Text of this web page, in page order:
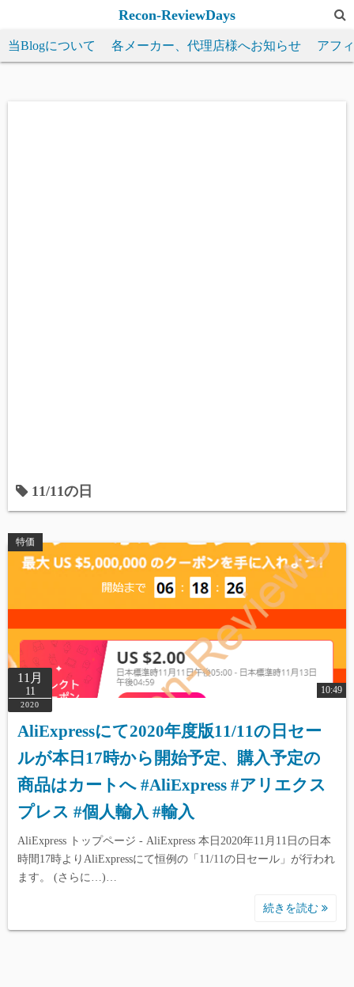
テ
Recon-ReviewDays
当Blogについて 各メーカー、代理店様へお知らせ アフ
11/11の日
特価
11月
11
2020
10:49
AliExpressにて2020年度版11/11の日セー
ルが本日17時から開始予定、購入予定の
商品はカートへ #AliExpress #アリエクス
プレス #個人輸入 #輸入
AliExpress トップページ - AliExpress 本日2020年11月11日の日本
時間17時よりAliExpressにて恒例の「11/11の日セール」が行われ
ます。 (さらに…)…
続きを読む